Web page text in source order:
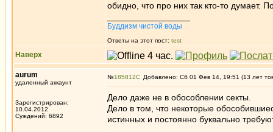
обидно, что про них так кто-то думает.
Буддизм чистой воды
Ответы на этот пост: test
Наверх
aurum
удаленный аккаунт
Зарегистрирован:
10.04.2012
Суждений: 6892
№185812 Добавлено: Сб 01 Фев 14, 19:51 (13 лет
Дело даже не в обособлении секты.
Дело в том, что некоторые
истинных и постоянно буквально